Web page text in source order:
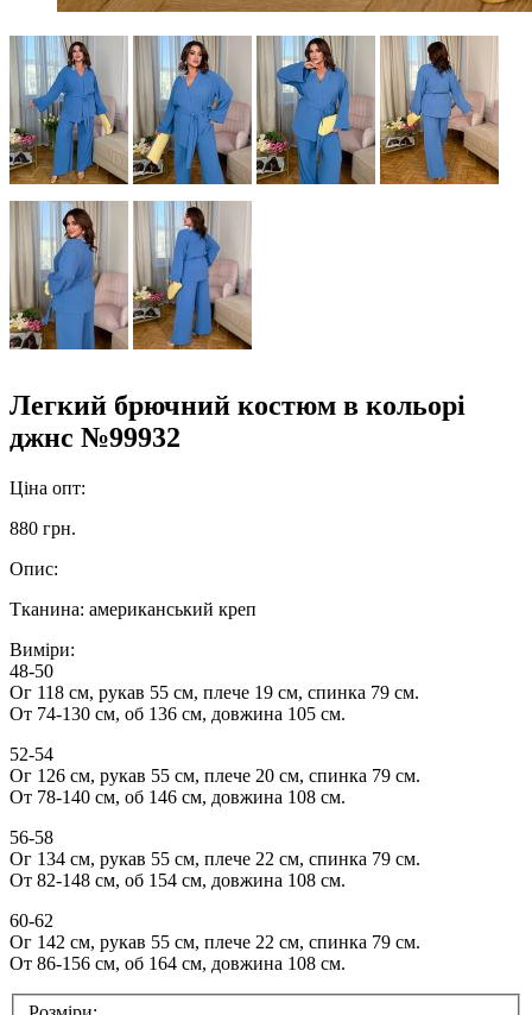
Легкий брючний костюм в кольорі
джнс №99932
Ціна опт:
880 грн.
Опис:
Тканина: американський креп
Виміри:
48-50
Ог 118 см, рукав 55 см, плече 19 см, спинка 79 см.
От 74-130 см, об 136 см, довжина 105 см.
52-54
Ог 126 см, рукав 55 см, плече 20 см, спинка 79 см.
От 78-140 см, об 146 см, довжина 108 см.
56-58
Ог 134 см, рукав 55 см, плече 22 см, спинка 79 см.
От 82-148 см, об 154 см, довжина 108 см.
60-62
Ог 142 см, рукав 55 см, плече 22 см, спинка 79 см.
От 86-156 см, об 164 см, довжина 108 см.